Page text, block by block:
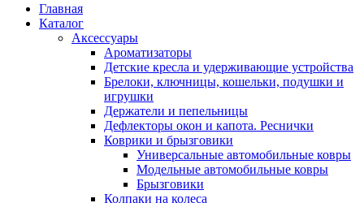
Главная
Каталог
Аксессуары
Ароматизаторы
Детские кресла и удерживающие устройства
Брелоки, ключницы, кошельки, подушки и
игрушки
Держатели и пепельницы
Дефлекторы окон и капота. Реснички
Коврики и брызговики
Универсальные автомобильные ковры
Модельные автомобильные ковры
Брызговики
Колпаки на колеса